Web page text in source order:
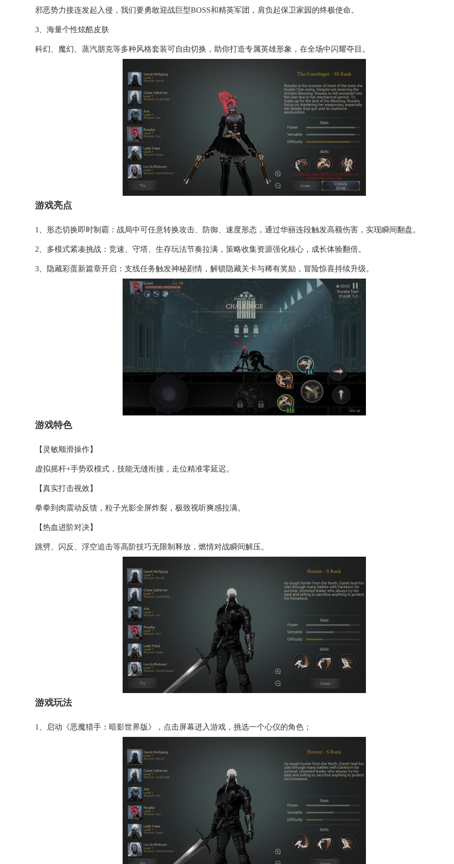
邪恶势力接连发起入侵，我们要勇敢迎战巨型BOSS和精英军团，肩负起保卫家园的终极使命。
3、海量个性炫酷皮肤
科幻、魔幻、蒸汽朋克等多种风格套装可自由切换，助你打造专属英雄形象，在全场中闪耀夺目。
游戏亮点
1、形态切换即时制霸：战局中可任意转换攻击、防御、速度形态，通过华丽连段触发高额伤害，实现瞬间翻盘。
2、多模式紧凑挑战：竞速、守塔、生存玩法节奏拉满，策略收集资源强化核心，成长体验翻倍。
3、隐藏彩蛋新篇章开启：支线任务触发神秘剧情，解锁隐藏关卡与稀有奖励，冒险惊喜持续升级。
游戏特色
【灵敏顺滑操作】
虚拟摇杆+手势双模式，技能无缝衔接，走位精准零延迟。
【真实打击视效】
拳拳到肉震动反馈，粒子光影全屏炸裂，极致视听爽感拉满。
【热血进阶对决】
跳劈、闪反、浮空追击等高阶技巧无限制释放，燃情对战瞬间解压。
游戏玩法
1、启动《恶魔猎手：暗影世界版》，点击屏幕进入游戏，挑选一个心仪的角色；